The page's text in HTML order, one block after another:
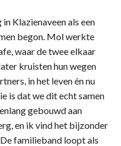
Klazienaveen als een
begon. Mol werkte
waar de twee elkaar
kruisten hun wegen
in het leven én nu
is dat we dit echt samen
gebouwd aan
en ik vind het bijzonder
familieband loopt als